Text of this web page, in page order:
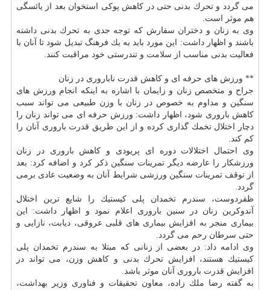
می گردد و تحرك بدنی حتی در كاهش پوكی استخوان بعد از یائسگی
هم موثر است.
وی به زنان و دختران سفارش كه توجه جدی به تحرك بدنی داشته
باشند و اظهار داشت: این مورد باید به یك فرهنگ تبدیل شود تا آنان با
فعالیت بدنی مناسب از سلامت و تندرستی خود مراقبت كنند.
** ورزش های حرفه ای و كاهش قدرت ناباروری در زنان
جراح و متخصص زنان و زایمان با اشاره به اینكه انجام ورزش های
سنگین و مداوم به خصوص در زنان با وزن طبیعی می تواند سبب
كاهش باروری شود، اظهار داشت: ورزش حرفه ای می تواند زنان را
دچار اختلال تخمك گذاری كرده و از این طریق قدرت باروری آنان را
كم كند.
وی احتمال اختلالات دوره ای پریودی و كاهش باروری در زنان
ورزشكار را عارضه دیگر تمرینات سنگین ذكر كرد و اضافه كرد: بعد
از توقف تمرینات سنگین ورزشی شرایط آنان به وضعیت عادی برمی
گردد.
ظفردوست، سندرم تخمدان پلی كیستیك را شایع ترین اختلال
آندوكرین زنان در سنین باروری اعلام نمود و اظهار داشت: این
بیماری منجر به افزایش بیماری های قلبی عروقی، دیابت، نازایی و
حتی سرطان رحم می گردد.
وی ادامه داد: در بعضی از زنانی كه مبتلا به سندرم تخمدان پلی
كیستیك هستند، افزایش تحرك بدنی و كاهش وزن، می تواند در
افزایش قدرت باروری آنان موثر باشد.
به گفته رضا ملك زاده، معاون تحقیقات و فناوری وزیر بهداشت،